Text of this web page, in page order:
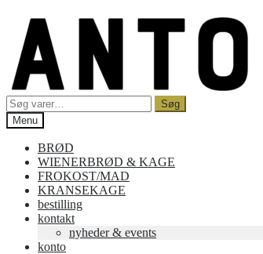
navigation
indhold
Søg
efter:
Søg
Menu
BRØD
WIENERBRØD & KAGE
FROKOST/MAD
KRANSEKAGE
bestilling
kontakt
nyheder & events
konto